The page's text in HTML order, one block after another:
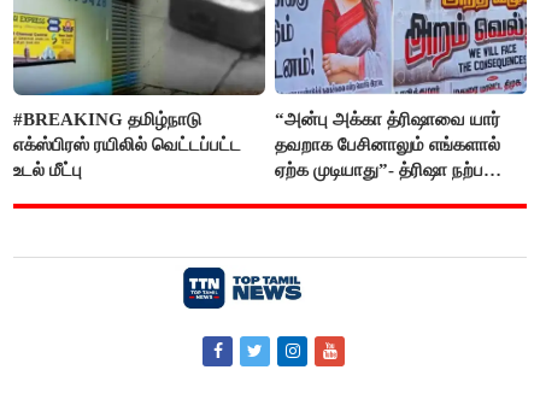
#BREAKING தமிழ்நாடு
எக்ஸ்பிரஸ் ரயிலில் வெட்டப்பட்ட
உடல் மீட்பு
“அன்பு அக்கா த்ரிஷாவை யார்
தவறாக பேசினாலும் எங்களால்
ஏற்க முடியாது”- த்ரிஷா நற்பணி